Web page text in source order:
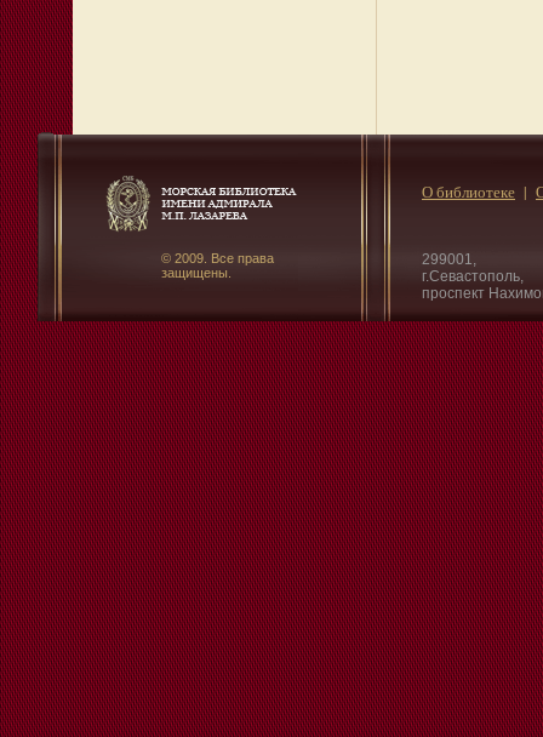
© 2009. Все права
защищены.
299001,
г.Севастополь,
проспект
О библиотеке